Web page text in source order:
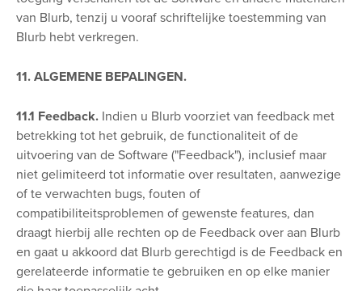
van Blurb, tenzij u vooraf schriftelijke toestemming van
Blurb hebt verkregen.
11. ALGEMENE BEPALINGEN.
11.1 Feedback. Indien u Blurb voorziet van feedback met
betrekking tot het gebruik, de functionaliteit of de
uitvoering van de Software ("Feedback"), inclusief maar
niet gelimiteerd tot informatie over resultaten, aanwezige
of te verwachten bugs, fouten of
compatibiliteitsproblemen of gewenste features, dan
draagt hierbij alle rechten op de Feedback over aan Blurb
en gaat u akkoord dat Blurb gerechtigd is de Feedback en
gerelateerde informatie te gebruiken en op elke manier